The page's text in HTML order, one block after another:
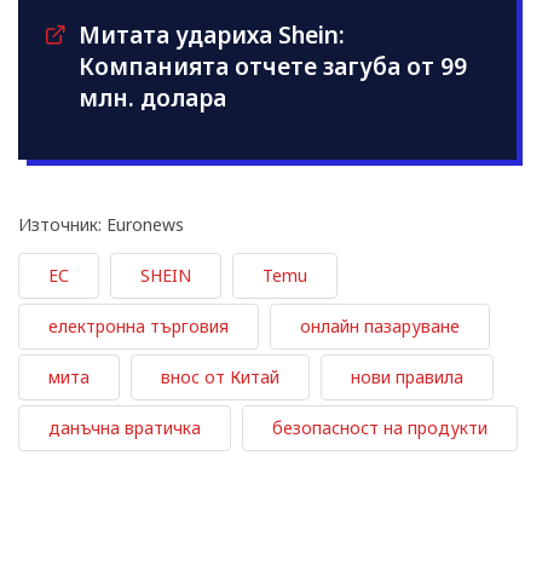
Митата удариха Shein:
Компанията отчете загуба от 99
млн. долара
Източник: Euronews
ЕС SHEIN Temu
електронна търговия онлайн пазаруване
мита внос от Китай нови правила
данъчна вратичка безопасност на продукти